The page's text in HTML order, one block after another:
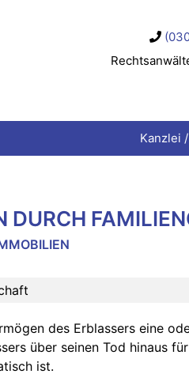
Kanzlei
DURCH
des Erblassers eine
über seinen Tod hinaus
ist.